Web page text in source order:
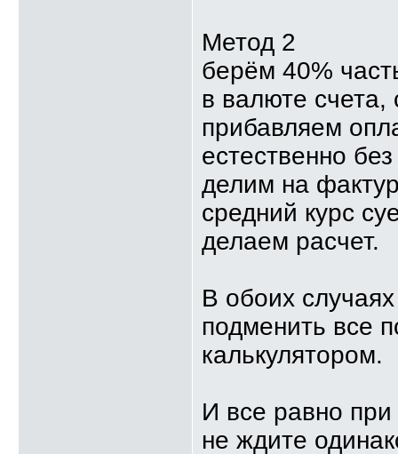
Метод 2
берём 40%
в валюте счета,
прибавляем
естественно
делим на
средний курс
делаем расчет.
В обоих случаях
подменить все
калькулятором.
И все равно при
не ждите